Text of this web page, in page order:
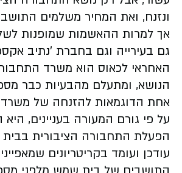
ונזנח, ואת המחיר משלמים
אך למרות ההאשמות שמופנות
גם בעירייה וגם בחברת 'נתיב
האחראי לכאוס הוא משרד
הנושא, ומתעלם מהבעיות כבר
אחת הדוגמאות להזנחה של
על פי גורם המעורה בעניינים,
הפעלת התחבורה הציבורית
עודכן ועומד בקריטריונים